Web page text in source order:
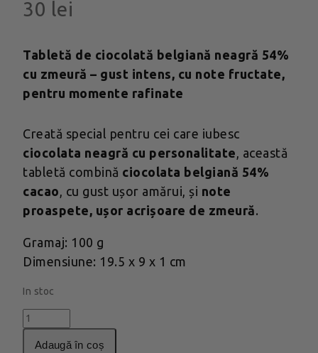
30 lei
Tabletă de ciocolată belgiană neagră 54%
cu zmeură – gust intens, cu note fructate,
pentru momente rafinate
Creată special pentru cei care iubesc
ciocolata neagră cu personalitate , această
tabletă combină ciocolata belgiană 54%
cacao , cu gust ușor amărui, și note
proaspete, ușor acrișoare de zmeură.
Gramaj: 100 g
Dimensiune: 19.5 x 9 x 1 cm
In stoc
Cantitate
Tableta
Darkadaugă în coș